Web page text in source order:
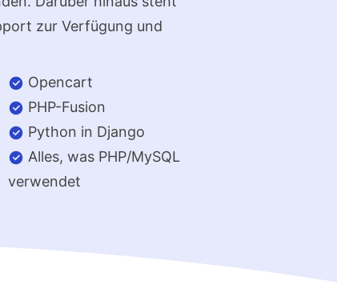
zur Verfügung und
Opencart
PHP-Fusion
Python in Django
Alles, was PHP/MySQL
verwendet